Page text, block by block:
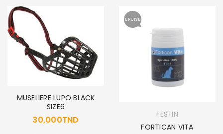
MUSELIERE LUPO BLACK
SIZE6
30,000TND
EPUISÉ
FESTIN
FORTICAN VITA